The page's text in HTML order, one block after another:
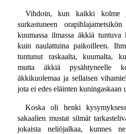
Vihdoin, kun kaikki kolme
surkastuneen
kuumassa ilmassa äkkiä
kuin naulattuina paikoilleen.
tuntunut raskaalta, kuumalta,
mutta äkkiä pysähtyneelle
äkkikuolemaa ja sellaisen
jota ei edes eläinten kuningaskaan
Koska oli henki
sakaalien mustat silmät
jokaista neliöjalkaa, kunnes